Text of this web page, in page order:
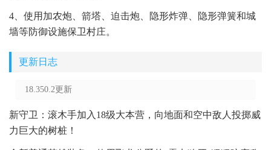
4、使用加农炮、箭塔、迫击炮、隐形炸弹、隐形弹簧和城
墙等防御设施保卫村庄。
更新日志
18.350.2更新
新守卫：滚木手加入18级大本营，向地面和空中敌人投掷威
力巨大的树桩！